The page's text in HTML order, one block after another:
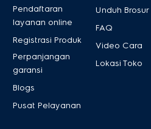
Pendaftaran
layanan online
Registrasi Produk
Perpanjangan
garansi
Blogs
Pusat Pelayanan
Unduh Brosur
FAQ
Video Cara
Lokasi Toko